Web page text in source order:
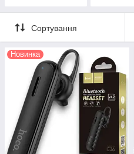
Сортування
Новинка